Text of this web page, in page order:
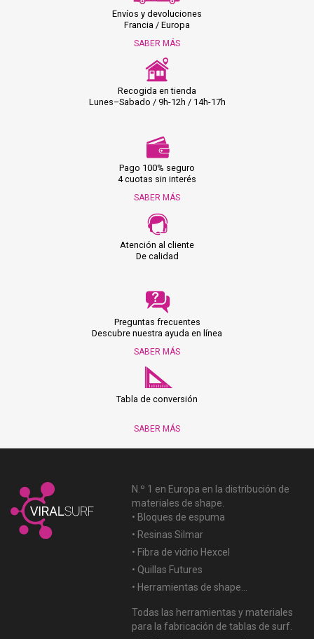
Envíos y devoluciones
Francia / Europa
SABER MÁS
Recogida en tienda
Lunes–Sabado / 9h-12h / 14h-17h
Pago 100% seguro
4 cuotas sin interés
SABER MÁS
Atención al cliente
De calidad
Preguntas frecuentes
Descubre nuestra ayuda en línea
SABER MÁS
Tabla de conversión
SABER MÁS
N.º 1 en Europa en la distribución de
materiales de shape.
• Bloques de espuma
• Resinas Silmar
• Fibra de vidrio Hexcel
• Quillas Futures
• Herramientas de shape...
Todas las herramientas y materiales
para la fabricación de tablas de surf.